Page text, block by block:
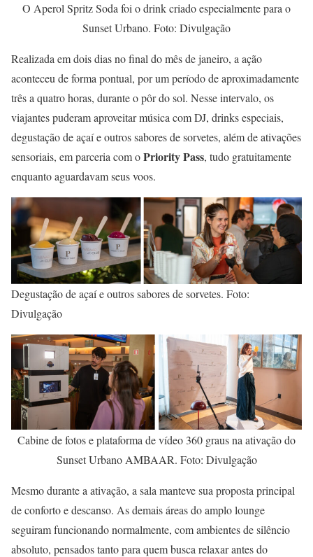
O Aperol Spritz Soda foi o drink criado especialmente para o
Sunset Urbano. Foto: Divulgação
Realizada em dois dias no final do mês de janeiro, a ação
aconteceu de forma pontual, por um período de aproximadamente
três a quatro horas, durante o pôr do sol. Nesse intervalo, os
viajantes puderam aproveitar música com DJ, drinks especiais,
degustação de açaí e outros sabores de sorvetes, além de ativações
sensoriais, em parceria com oPriority Pass, tudo gratuitamente
enquanto aguardavam seus voos.
Degustação de açaí e outros sabores de sorvetes. Foto:
Divulgação
Cabine de fotos e plataforma de vídeo 360 graus na ativação do
Sunset Urbano AMBAAR. Foto: Divulgação
Mesmo durante a ativação, a sala manteve sua proposta principal
de conforto e descanso. As demais áreas do amplo lounge
seguiram funcionando normalmente, com ambientes de silêncio
absoluto, pensados tanto para quem busca relaxar antes do